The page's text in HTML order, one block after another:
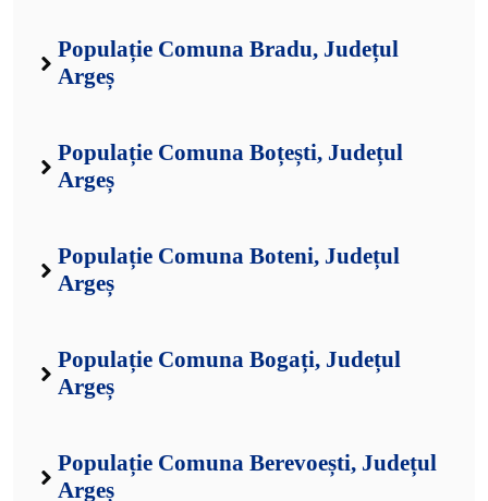
Populație Comuna Bradu, Județul
Argeș
Populație Comuna Boțești, Județul
Argeș
Populație Comuna Boteni, Județul
Argeș
Populație Comuna Bogați, Județul
Argeș
Populație Comuna Berevoești, Județul
Argeș